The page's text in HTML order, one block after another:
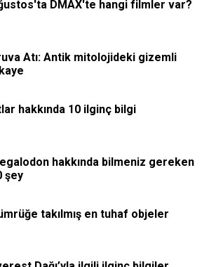
DMAX'te hangi filmler var?
Atı: Antik mitolojideki gizemli
hakkında 10 ilginç bilgi
hakkında bilmeniz gereken
şey
takılmış en tuhaf objeler